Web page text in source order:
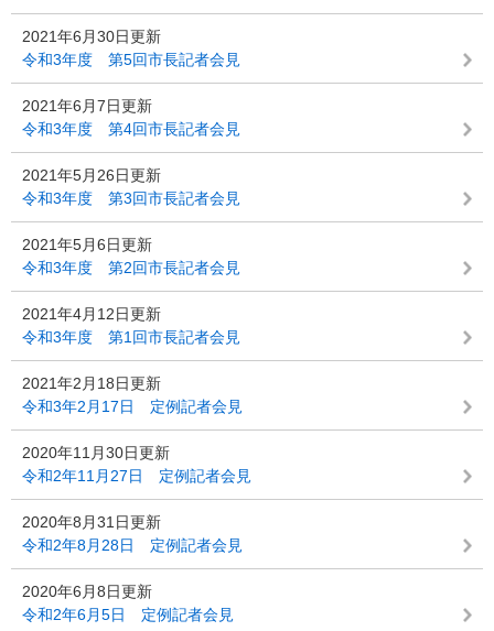
2021年6月30日更新
令和3年度 第5回市長記者会見
2021年6月7日更新
令和3年度 第4回市長記者会見
2021年5月26日更新
令和3年度 第3回市長記者会見
2021年5月6日更新
令和3年度 第2回市長記者会見
2021年4月12日更新
令和3年度 第1回市長記者会見
2021年2月18日更新
令和3年2月17日 定例記者会見
2020年11月30日更新
令和2年11月27日 定例記者会見
2020年8月31日更新
令和2年8月28日 定例記者会見
2020年6月8日更新
令和2年6月5日 定例記者会見